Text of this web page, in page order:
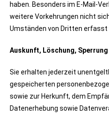
haben. Besonders im E-Mail-
weitere Vorkehrungen nicht
Umständen von Dritten erfasst
Auskunft, Löschung, Sperrung
Sie erhalten jederzeit
gespeicherten
sowie zur Herkunft, dem
Datenerhebung sowie